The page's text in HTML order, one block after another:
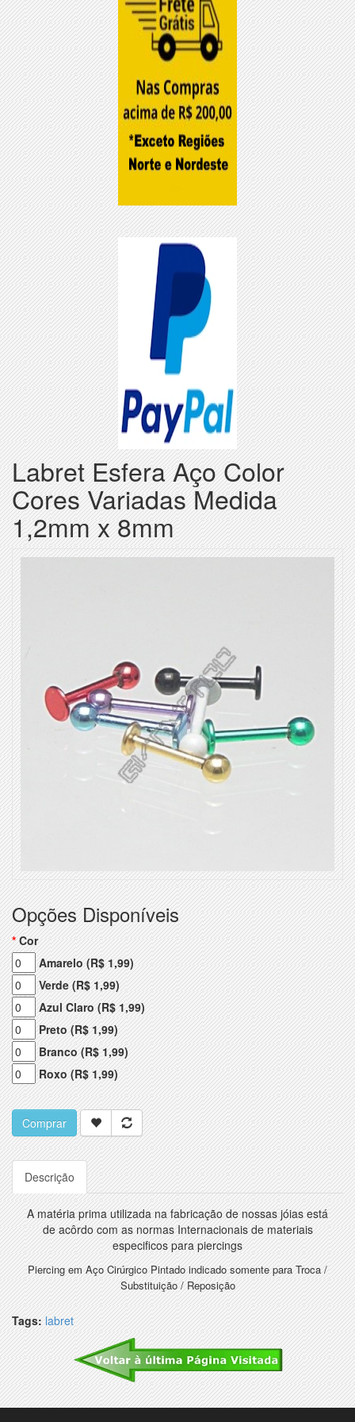
Labret Esfera Aço Color
Cores Variadas Medida
1,2mm x 8mm
Opções Disponíveis
Cor
Amarelo (R$ 1,99)
Verde (R$ 1,99)
Azul Claro (R$ 1,99)
Preto (R$ 1,99)
Branco (R$ 1,99)
Roxo (R$ 1,99)
Comprar
Descrição
A matéria prima utilizada na fabricação de nossas jóias está
de acôrdo com as normas Internacionais de materiais
especificos para piercings
Piercing em Aço Cirúrgico Pintado indicado somente para Troca /
Substituição / Reposição
Tags: labret